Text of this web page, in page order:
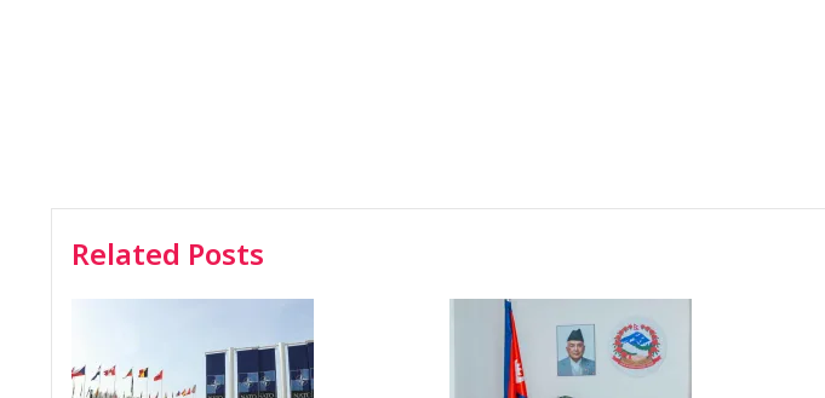
Related Posts